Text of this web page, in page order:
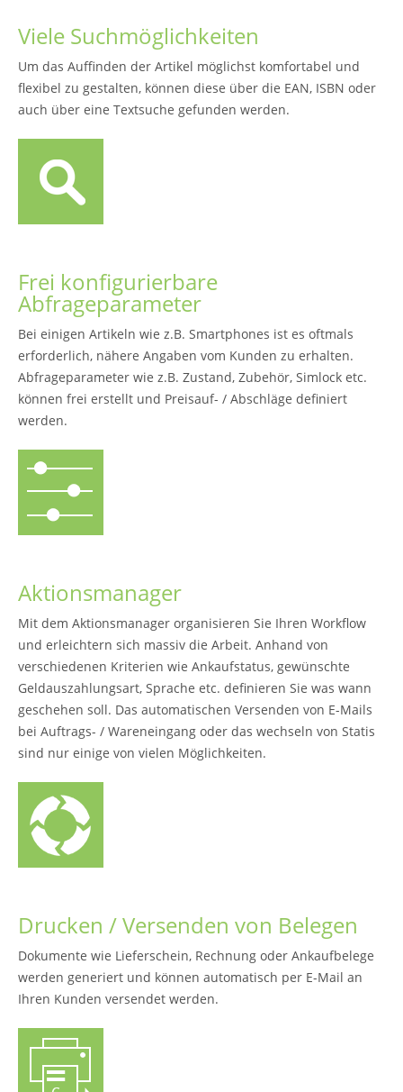
Viele Suchmöglichkeiten
Um das Auffinden der Artikel möglichst komfortabel und
flexibel zu gestalten, können diese über die EAN, ISBN oder
auch über eine Textsuche gefunden werden.
Frei konfigurierbare
Abfrageparameter
Bei einigen Artikeln wie z.B. Smartphones ist es oftmals
erforderlich, nähere Angaben vom Kunden zu erhalten.
Abfrageparameter wie z.B. Zustand, Zubehör, Simlock etc.
können frei erstellt und Preisauf- / Abschläge definiert
werden.
Aktionsmanager
Mit dem Aktionsmanager organisieren Sie Ihren Workflow
und erleichtern sich massiv die Arbeit. Anhand von
verschiedenen Kriterien wie Ankaufstatus, gewünschte
Geldauszahlungsart, Sprache etc. definieren Sie was wann
geschehen soll. Das automatischen Versenden von E-Mails
bei Auftrags- / Wareneingang oder das wechseln von Statis
sind nur einige von vielen Möglichkeiten.
Drucken / Versenden von Belegen
Dokumente wie Lieferschein, Rechnung oder Ankaufbelege
werden generiert und können automatisch per E-Mail an
Ihren Kunden versendet werden.